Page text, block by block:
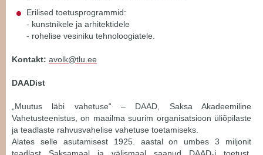
Erilised toetusprogrammid:
- kunstnikele ja arhitektidele
- rohelise vesiniku tehnoloogiatele.
Kontakt: avolk@tlu.ee
DAADist
„Muutus läbi vahetuse“ – DAAD, Saksa Akadeemiline
Vahetusteenistus, on maailma suurim organisatsioon üliõpilaste
ja teadlaste rahvusvahelise vahetuse toetamiseks.
Alates selle asutamisest 1925. aastal on umbes 3 miljonit